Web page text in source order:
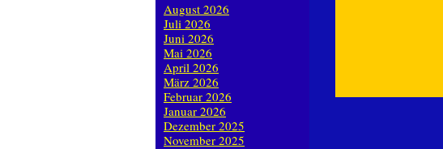
August 2026
Juli 2026
Juni 2026
Mai 2026
April 2026
März 2026
Februar 2026
Januar 2026
Dezember 2025
November 2025